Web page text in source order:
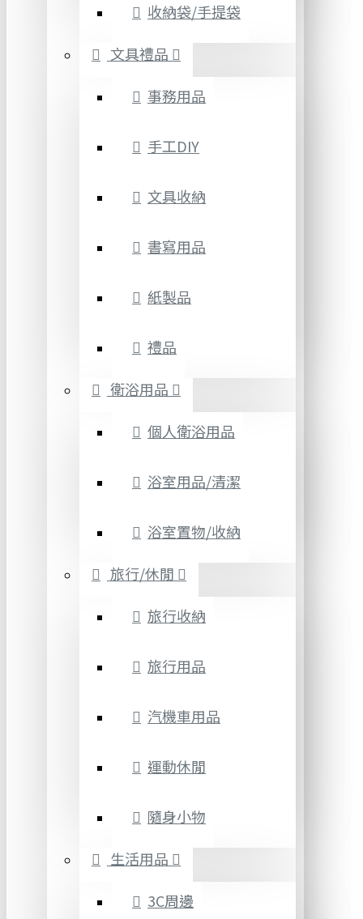
收納袋/手提袋
文具禮品
事務用品
手工DIY
文具收納
書寫用品
紙製品
禮品
衛浴用品
個人衛浴用品
浴室用品/清潔
浴室置物/收納
旅行/休閒
旅行收納
旅行用品
汽機車用品
運動休閒
隨身小物
生活用品
3C周邊